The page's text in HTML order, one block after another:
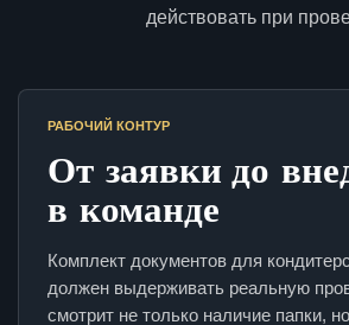
действовать при
РАБОЧИЙ КОНТУР
От заявки до
в команде
Комплект документов для
должен выдерживать реальную
смотрит не только наличие папки,